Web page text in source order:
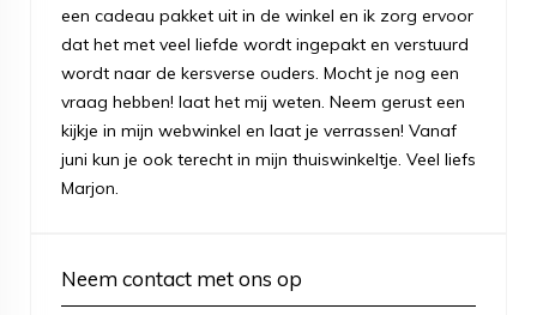
een cadeau pakket uit in de winkel en ik zorg ervoor
dat het met veel liefde wordt ingepakt en verstuurd
wordt naar de kersverse ouders. Mocht je nog een
vraag hebben! laat het mij weten. Neem gerust een
kijkje in mijn webwinkel en laat je verrassen! Vanaf
juni kun je ook terecht in mijn thuiswinkeltje. Veel liefs
Marjon.
Neem contact met ons op